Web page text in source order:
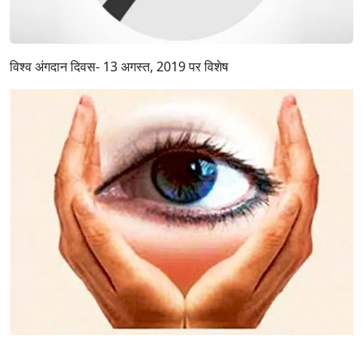
विश्व अंगदान दिवस- 13 अगस्त, 2019 पर विशेष